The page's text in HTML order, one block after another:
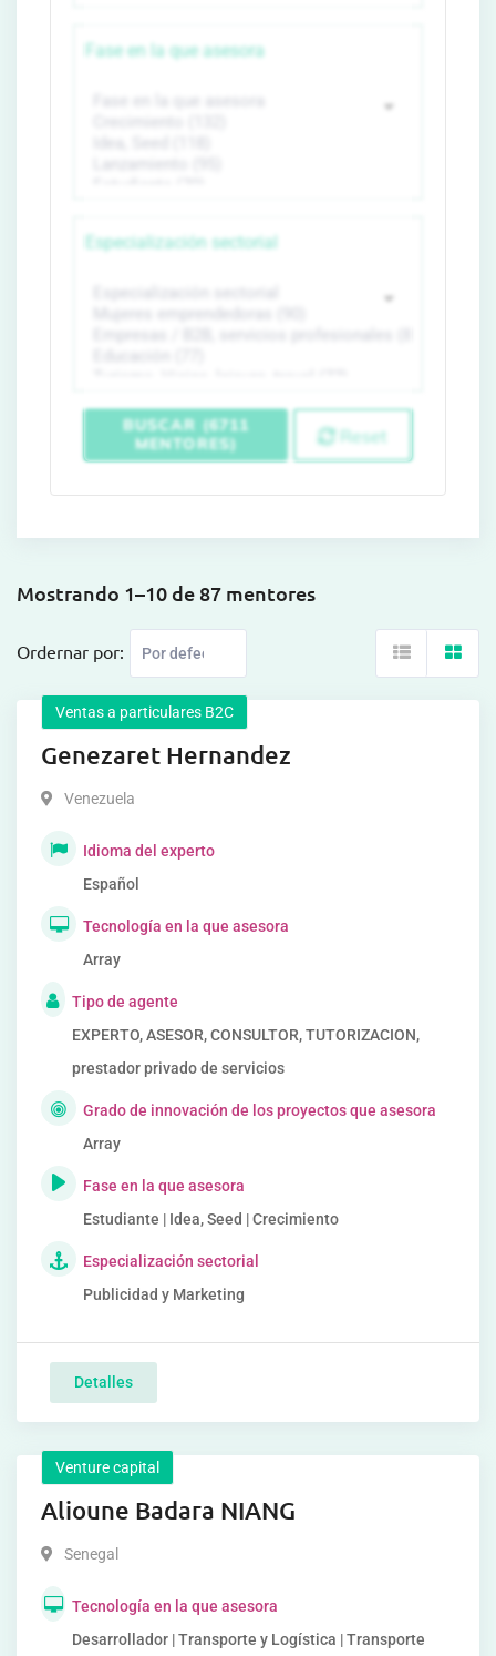
Fase en la que asesora
Especialización sectorial
BUSCAR (6711
MENTORES)
Reset
Mostrando 1–10 de 87 mentores
Ordernar por:
Ventas a particulares B2C
Genezaret Hernandez
Venezuela
Idioma del experto
Español
Tecnología en la que asesora
Array
Tipo de agente
EXPERTO, ASESOR, CONSULTOR, TUTORIZACION,
prestador privado de servicios
Grado de innovación de los proyectos que asesora
Array
Fase en la que asesora
Estudiante | Idea, Seed | Crecimiento
Especialización sectorial
Publicidad y Marketing
Detalles
Venture capital
Alioune Badara NIANG
Senegal
Tecnología en la que asesora
Desarrollador | Transporte y Logística | Transporte